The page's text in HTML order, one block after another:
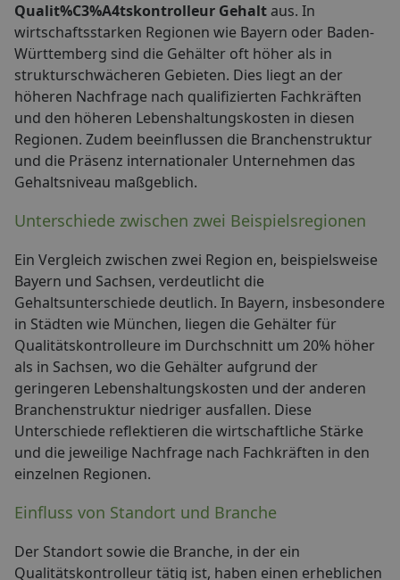
Qualit%C3%A4tskontrolleur Gehaltaus. In
wirtschaftsstarken Regionen wie Bayern oder Baden-
Württemberg sind die Gehälter oft höher als in
strukturschwächeren Gebieten. Dies liegt an der
höheren Nachfrage nach qualifizierten Fachkräften
und den höheren Lebenshaltungskosten in diesen
Regionen. Zudem beeinflussen die Branchenstruktur
und die Präsenz internationaler Unternehmen das
Gehaltsniveau maßgeblich.
Unterschiede zwischen zwei Beispielsregionen
Ein Vergleich zwischen zwei Region en, beispielsweise
Bayern und Sachsen, verdeutlicht die
Gehaltsunterschiede deutlich. In Bayern, insbesondere
in Städten wie München, liegen die Gehälter für
Qualitätskontrolleure im Durchschnitt um 20% höher
als in Sachsen, wo die Gehälter aufgrund der
geringeren Lebenshaltungskosten und der anderen
Branchenstruktur niedriger ausfallen. Diese
Unterschiede reflektieren die wirtschaftliche Stärke
und die jeweilige Nachfrage nach Fachkräften in den
einzelnen Regionen.
Einfluss von Standort und Branche
Der Standort sowie die Branche, in der ein
Qualitätskontrolleur tätig ist, haben einen erheblichen